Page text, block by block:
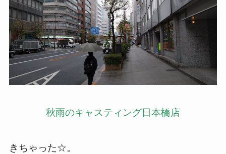
秋雨のキャスティング日本橋店
きちゃった☆。